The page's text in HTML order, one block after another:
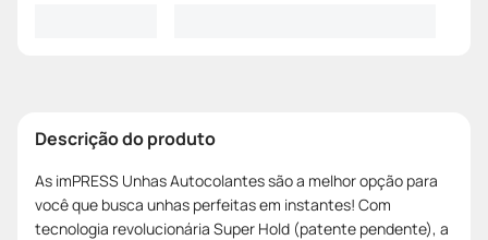
Descrição do produto
As imPRESS Unhas Autocolantes são a melhor opção para
você que busca unhas perfeitas em instantes! Com
tecnologia revolucionária Super Hold (patente pendente), a